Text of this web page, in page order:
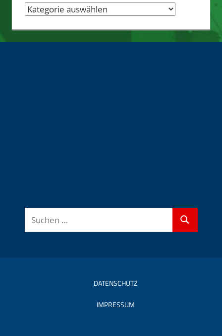
Nachrichten-
Suchen
nach:
Suchen
DATENSCHUTZ
IMPRESSUM